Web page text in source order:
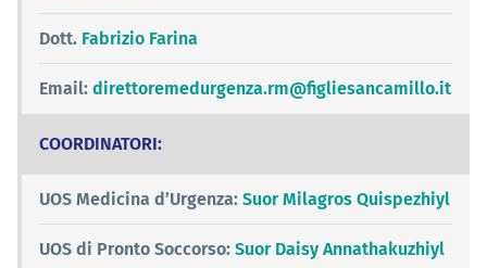
Dott. Fabrizio Farina
Email: direttoremedurgenza.rm@figliesancamillo.it
COORDINATORI:
UOS Medicina d’Urgenza: Suor Milagros Quispezhiyl
UOS di Pronto Soccorso: Suor Daisy Annathakuzhiyl